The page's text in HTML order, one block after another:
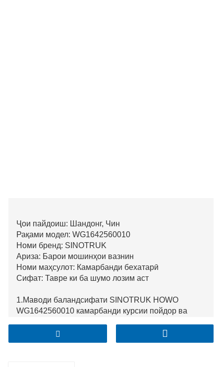
Ҷои пайдоиш: Шандонг, Чин
Рақами модел: WG1642560010
Номи бренд: SINOTRUK
Ариза: Барои мошинҳои вазнин
Номи маҳсулот: Камарбанди бехатарӣ
Сифат: Тавре ки ба шумо лозим аст
1.Маводи баландсифати SINOTRUK HOWO
WG1642560010 камарбанди курсии пойдор ва
вазнини боркашонӣ тоб оварда, эътимоднокии
онро дар давоми ҳар сафар таъмин мекунад.